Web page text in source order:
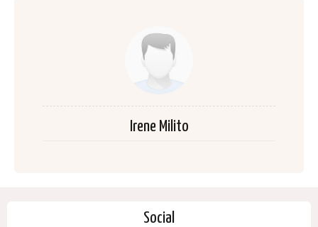
Irene Milito
Social